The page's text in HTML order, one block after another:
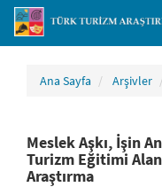
Ana Sayfa Arşivler
Meslek Aşkı, İşin
Turizm Eğitimi
Araştırma